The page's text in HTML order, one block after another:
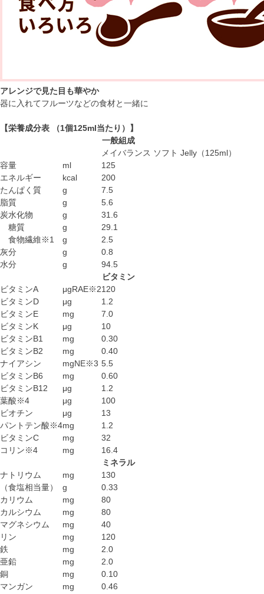
アレンジで見た目も華やか
器に入れてフルーツなどの食材と一緒に
【栄養成分表 （1個125ml当たり）】
一般組成
メイバランス ソフト Jelly（125ml）
容量
ml
125
エネルギー
kcal
200
たんぱく質
g
7.5
脂質
g
5.6
炭水化物
g
31.6
糖質
g
29.1
食物繊維※1
g
2.5
灰分
g
0.8
水分
g
94.5
ビタミン
ビタミンA
μgRAE※2120
ビタミンD
μg
1.2
ビタミンE
mg
7.0
ビタミンK
μg
10
ビタミンB1
mg
0.30
ビタミンB2
mg
0.40
ナイアシン
mgNE※3 5.5
ビタミンB6
mg
0.60
ビタミンB12
μg
1.2
葉酸※4
μg
100
ビオチン
μg
13
パントテン酸※4mg
1.2
ビタミンC
mg
32
コリン※4
mg
16.4
ミネラル
ナトリウム
（食塩相当量）
mg
g
130
0.33
カリウム
mg
80
カルシウム
mg
80
マグネシウム
mg
40
リン
mg
120
鉄
mg
2.0
亜鉛
mg
2.0
銅
mg
0.10
マンガン
mg
0.46